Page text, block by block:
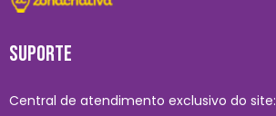
SUPORTE
Central de atendimento exclusivo do site: